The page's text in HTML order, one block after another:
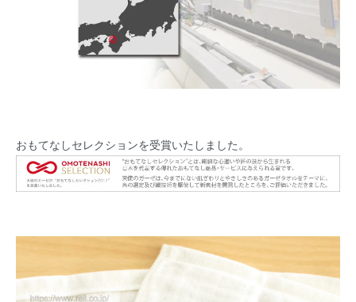
おもてなしセレクションを受賞いたしました。